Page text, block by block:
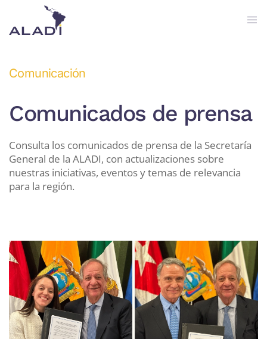
Skip
content
Comunicación
Comunicados de prensa
Consulta los comunicados de prensa de la Secretaría
General de la ALADI, con actualizaciones sobre
nuestras iniciativas, eventos y temas de relevancia
para la región.